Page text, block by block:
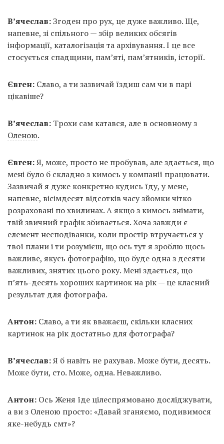
В’ячеслав:Згоден про рух, це дуже важливо. Ще,
напевне, зі спільного — збір великих обсягів
інформації, каталогізація та архівування. І це все
стосується спадщини, пам’яті, пам’ятників, історії.
Євген: Славо, а ти зазвичай їздиш сам чи в парі
цікавіше?
В’ячеслав: Трохи сам катався, але в основному з
Оленою.
Євген:Я, може, просто не пробував, але здається, що
мені було б складно з кимось у компанії працювати.
Зазвичай я дуже конкретно кудись їду, у мене,
напевне, вісімдесят відсотків часу зйомки чітко
розраховані по хвилинах. А якщо з кимось знімати,
твій звичний графік збивається. Хоча завжди є
елемент несподіванки, коли простір втручається у
твої плани і ти розумієш, що ось тут я зроблю щось
важливе, якусь фотографію, що буде одна з десяти
важливих, знятих цього року. Мені здається, що
п’ять-десять хороших картинок на рік — це класний
результат для фотографа.
Антон: Славо, а ти як вважаєш, скільки класних
картинок на рік достатньо для фотографа?
В’ячеслав:Я б навіть не рахував. Може бути, десять.
Може бути, сто. Може, одна. Неважливо.
Антон: Ось Женя їде цілеспрямовано досліджувати,
а ви з Оленою просто: «Давай зганяємо, подивимося
яке-небудь смт»?